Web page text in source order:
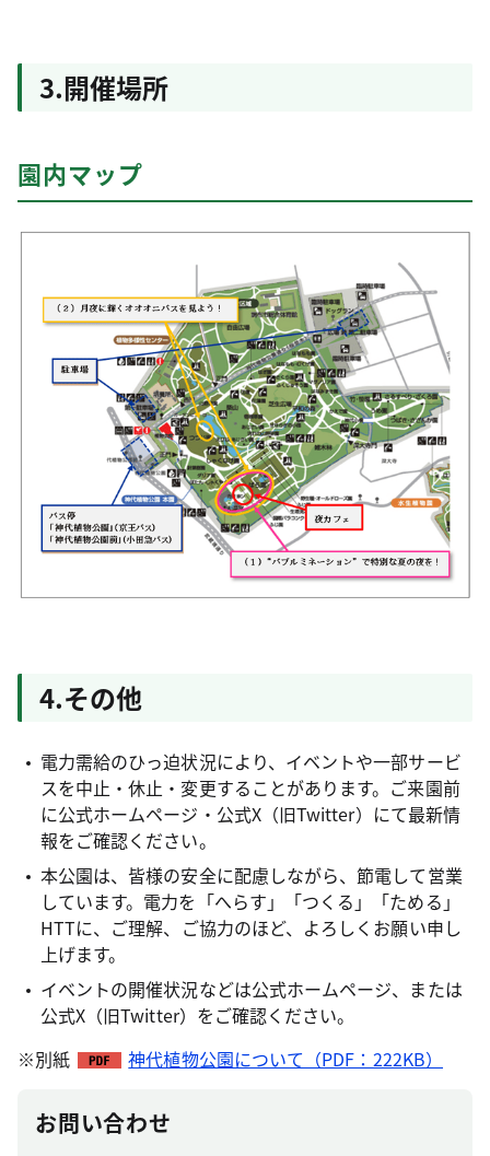
3.開催場所
園内マップ
4.その他
電力需給のひっ迫状況により、イベントや一部サービ
スを中止・休止・変更することがあります。ご来園前
に公式ホームページ・公式X（旧Twitter）にて最新情
報をご確認ください。
本公園は、皆様の安全に配慮しながら、節電して営業
しています。電力を「へらす」「つくる」「ためる」
HTTに、ご理解、ご協力のほど、よろしくお願い申し
上げます。
イベントの開催状況などは公式ホームページ、または
公式X（旧Twitter）をご確認ください。
※別紙
神代植物公園について（PDF：222KB）
お問い合わせ